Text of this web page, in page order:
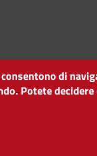
di
Potete decidere